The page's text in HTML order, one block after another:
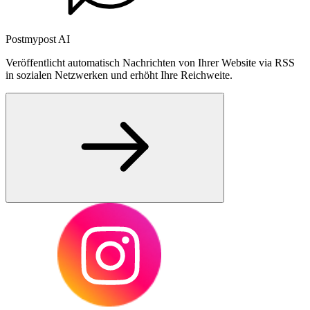
Postmypost AI
Veröffentlicht automatisch Nachrichten von Ihrer Website via RSS
in sozialen Netzwerken und erhöht Ihre Reichweite.